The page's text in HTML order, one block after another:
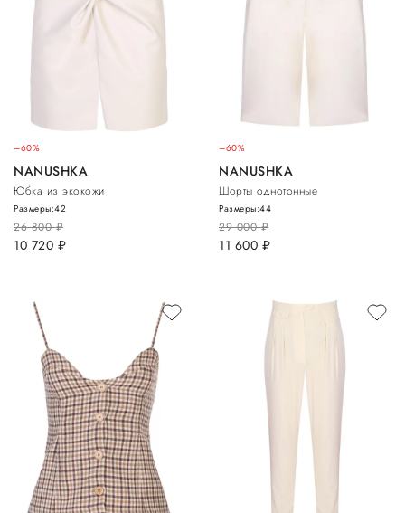
–60%
NANUSHKA
Юбка из экокожи
26 800руб.
10 720 руб.
Размеры:42
–60%
NANUSHKA
Шорты однотонные
29 000руб.
11 600 руб.
Размеры:44